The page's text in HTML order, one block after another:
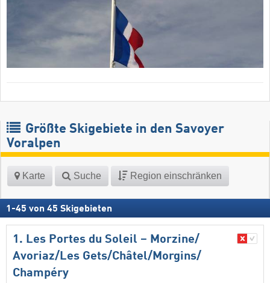
Größte Skigebiete in den Savoyer
Voralpen
Karte Suche Region einschränken
1 -45 von 45 Skigebieten
1. Les Portes du Soleil – Morzine/​
Avoriaz/​Les Gets/​Châtel/​Morgins/​
Champéry